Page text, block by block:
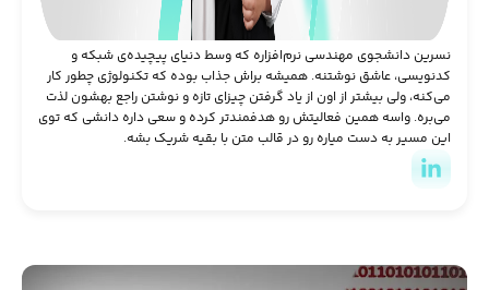
نسرین دانشجوی مهندسی نرم‌افزاره که وسط دنیای پیچیده‌ی شبکه و
کدنویسی، عاشق نوشتنه. همیشه براش جذاب بوده که تکنولوژی چطور کار
می‌کنه، ولی بیشتر از اون از یاد گرفتن چیزای تازه و نوشتن راجع بهشون لذت
می‌بره. واسه همین فعالیتش رو هدفمندتر کرده و سعی داره دانشی که توی
این مسیر به دست میاره رو در قالب متن با بقیه شریک بشه.